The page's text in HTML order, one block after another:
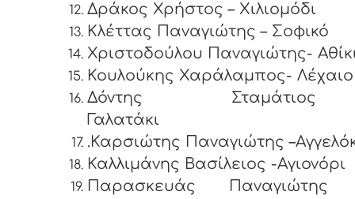
Δράκος Χρήστος – Χιλιομόδι
Κλέττας Παναγιώτης – Σοφικό
Χριστοδούλου Παναγιώτης-
Κουλούκης Χαράλαμπος- Λέχαιο
Δόντης
.Καρσιώτης Παναγιώτης
Καλλιμάνης Βασίλειος -
Παρασκευάς Παναγιώτης